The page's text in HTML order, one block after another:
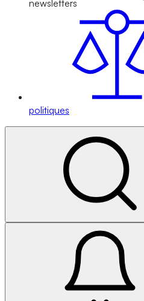
newsletters
politiques